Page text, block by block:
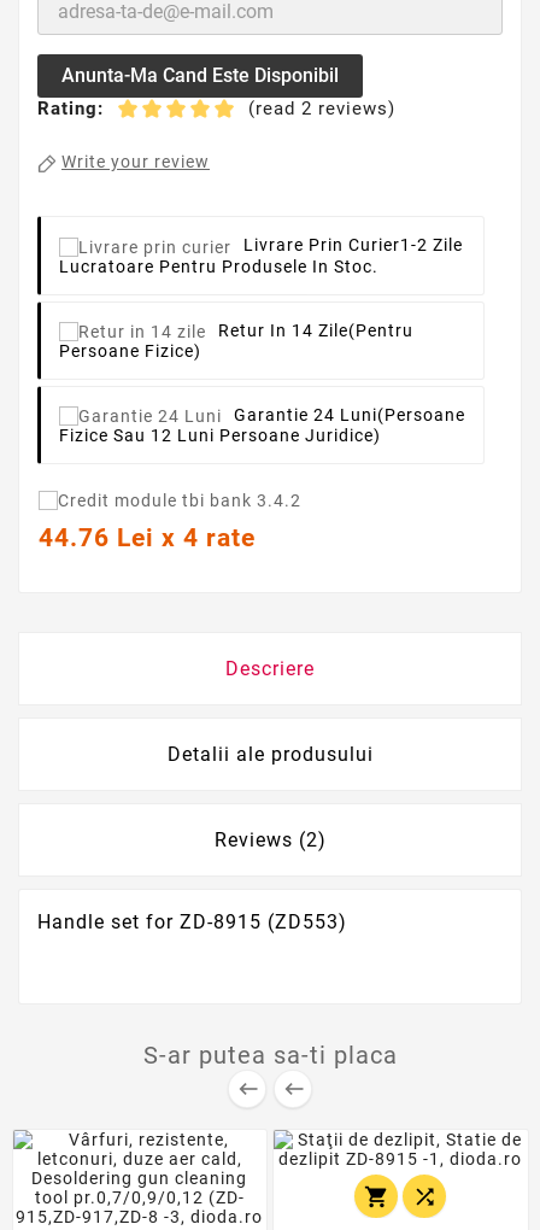
Anunta-Ma Cand Este Disponibil
Rating: (read 2 reviews)
Write your review
Livrare Prin Curier1-2 Zile
Lucratoare Pentru Produsele In Stoc.
Retur In 14 Zile(pentru
Persoane Fizice)
Garantie 24 Luni(persoane
Fizice Sau 12 Luni Persoane Juridice)
44.76 Lei x 4 rate
Descriere
Detalii ale produsului
Reviews (2)
Handle set for ZD-8915 (ZD553)
S-ar putea sa-ti placa
 
 